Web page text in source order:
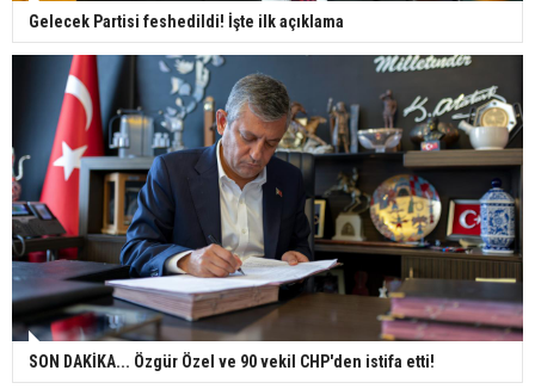
Gelecek Partisi feshedildi! İşte ilk açıklama
SON DAKİKA... Özgür Özel ve 90 vekil CHP'den istifa etti!